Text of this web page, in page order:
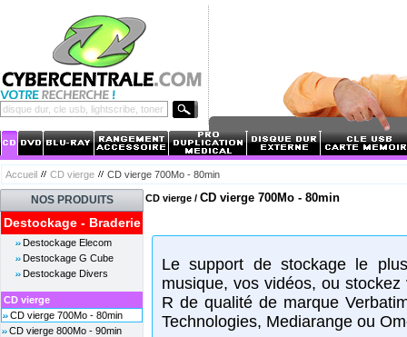
Accueil CD vierge CD vierge 700Mo - 80min
NOS PRODUITS
Destockage - Braderie
Destockage Elecom
Destockage G Cube
Destockage Divers
CD vierge
CD vierge 700Mo - 80min
CD vierge 800Mo - 90min
CD vierge / CD vierge 700Mo - 80min
Le support de stockage le
musique, vos vidéos, ou
R de qualité de marque
Technologies, Mediarange ou